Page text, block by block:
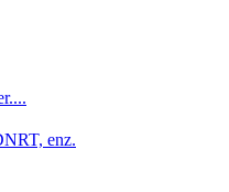
enz.